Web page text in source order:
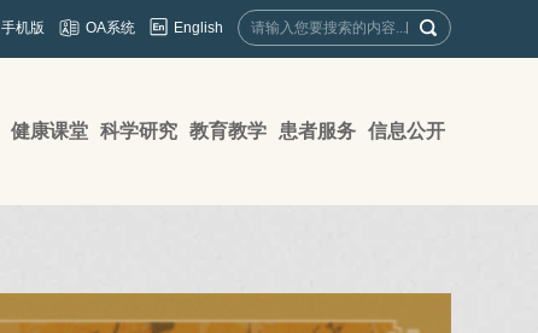
手机版 OA系统 English
健康课堂 科学研究 教育教学 患者服务 信息公开